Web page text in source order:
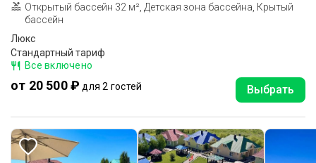
Открытый бассейн 32 м², Детская зона бассейна, Крытый
бассейн
Люкс
Стандартный тариф
Все включено
от 20 500 ₽ для 2 гостей Выбрать